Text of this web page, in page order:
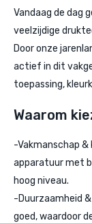
Vandaag de dag
veelzijdige
Door onze
actief in dit
toepassing,
Waarom
-Vakmanschap
apparatuur met
hoog niveau.
-Duurzaamheid
goed, waardoor